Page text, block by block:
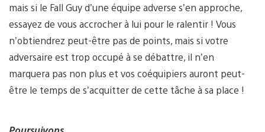
mais si le Fall Guy d’une équipe adverse s’en approche,
essayez de vous accrocher à lui pour le ralentir ! Vous
n’obtiendrez peut-être pas de points, mais si votre
adversaire est trop occupé à se débattre, il n’en
marquera pas non plus et vos coéquipiers auront peut-
être le temps de s’acquitter de cette tâche à sa place !